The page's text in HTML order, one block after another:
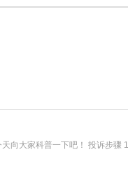
大家科普一下吧！ 投诉步骤